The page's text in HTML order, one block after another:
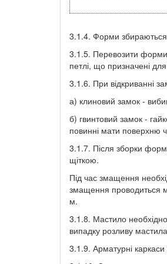
3.1.4. Форми збираються
3.1.5. Перевозити форми
петлі, що призначені
3.1.6. При відкриванні
а) клиновий замок -
б) гвинтовий замок -
повинні мати поверхню
3.1.7. Після зборки
щіткою.
Під час змащення
змащення проводиться
м.
3.1.8. Мастило
випадку розливу
3.1.9. Арматурні